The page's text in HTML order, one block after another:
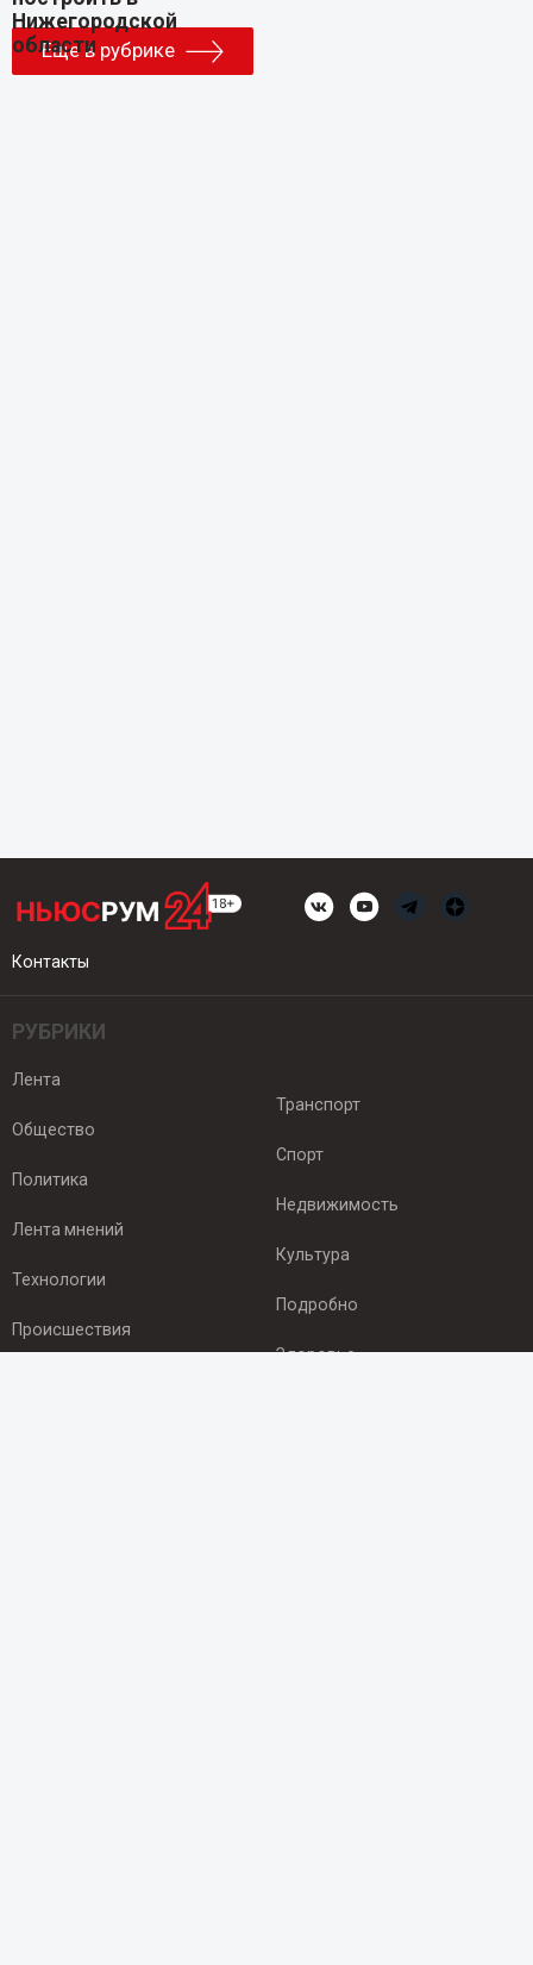
Еще в рубрике
Контакты
РУБРИКИ
Лента
Общество
Политика
Лента мнений
Технологии
Происшествия
Транспорт
Спорт
Недвижимость
Культура
Подробно
Здоровье